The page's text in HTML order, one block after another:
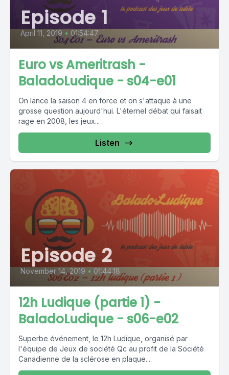
Episode 1
April 11, 2019 • 01:54:47
Euro vs Ameritrash -
BaladoLudique - s04-e01
On lance la saison 4 en force et on s'attaque à une
grosse question aujourd'hui. L'éternel débat qui faisait
rage en 2008, les jeux...
Listen
Episode 2
November 14, 2019 • 01:44:18
12h Ludique (partie 1) -
BaladoLudique - s06-e02
Superbe événement, le 12h Ludique, organisé par
l'équipe de Jeux de société Qc au profit de la Société
Canadienne de la sclérose en plaque....